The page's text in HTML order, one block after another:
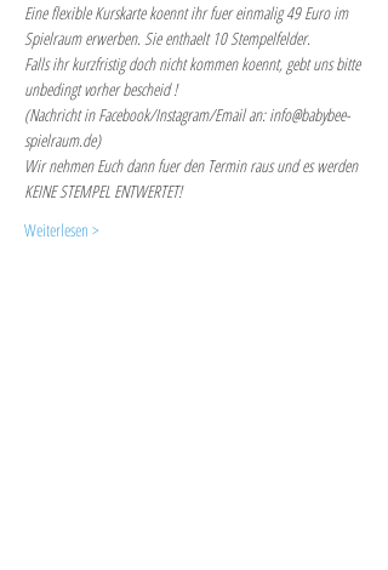
Eine flexible Kurskarte koennt ihr fuer einmalig 49 Euro im
Spielraum erwerben. Sie enthaelt 10 Stempelfelder.
Falls ihr kurzfristig doch nicht kommen koennt, gebt uns bitte
unbedingt vorher bescheid !
(Nachricht in Facebook/Instagram/Email an: info@babybee-
spielraum.de)
Wir nehmen Euch dann fuer den Termin raus und es werden
KEINE STEMPEL ENTWERTET!
Weiterlesen >